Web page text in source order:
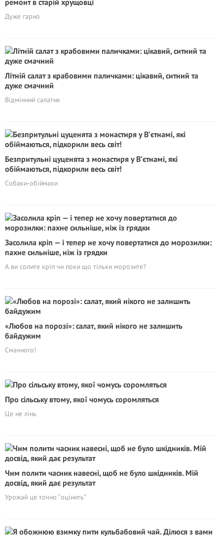
ремонт в старій хрущовці
Дуже гарно
Літній салат з крабовими паличками: цікавий, ситний та
дуже смачний
Відмінний салатик
Безпритульні цуценята з монастиря у В’єтнамі, які
обіймаються, підкорили весь світ!
Собаки-обіймаки
Засолила кріп — і тепер не хочу повертатися до морозилки:
пахне сильніше, ніж із грядки
А ви солите кріп чи поки що тільки морозите?
«Любов на порозі»: салат, який нікого не залишить
байдужим
Смачного!
Про сільську втому, якої чомусь соромляться
Це не лінь
Чим полити часник навесні, щоб не було шкідників. Мій
досвід, який дає результат
Урожай це точно “оцінить”